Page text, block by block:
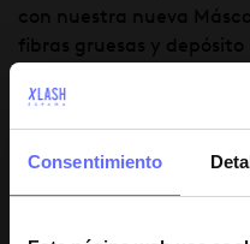
Consentimiento
con nuestra nueva
fibras gruesas y
Además, la cera de flor
pestaña para una
su mágico aplicador
pestañas que roban